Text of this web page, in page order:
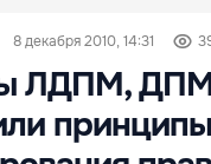
8 декабря 2010, 14:31
ЛДПМ,
принципы